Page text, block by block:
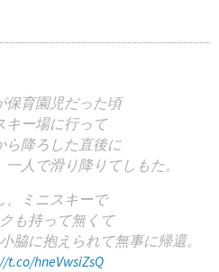
保育園児だった頃
キー場に行って
ら降ろした直後に
人で滑り降りてしもた。
、ミニスキーで
も持って無くて
脇に抱えられて無事に帰還。
t.co/hneVwsiZsQ